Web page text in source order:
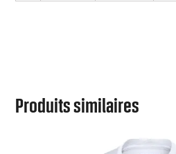
Produits similaires